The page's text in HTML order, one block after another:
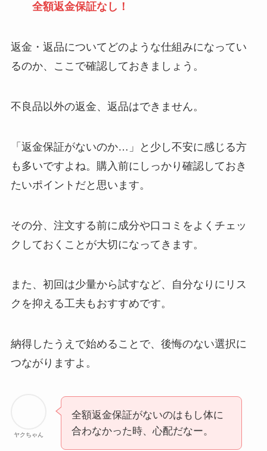
なにわサプリ
なぜ解約できない？
電話以外に手続きす
ニューZの解約まと
い時の裏ワザ
解約できない？バロ
する方法を完全攻略
全額返金保証なし！
返金・返品についてどのような仕組みになってい
るのか、ここで確認しておきましょう。
不良品以外の返金、返品はできません。
「返金保証がないのか…」と少し不安に感じる方
も多いですよね。購入前にしっかり確認しておき
たいポイントだと思います。
その分、注文する前に成分や口コミをよくチェッ
クしておくことが大切になってきます。
また、初回は少量から試すなど、自分なりにリス
クを抑える工夫もおすすめです。
納得したうえで始めることで、後悔のない選択に
つながりますよ。
ヤクちゃん
全額返金保証がないのはもし体に
合わなかった時、心配だなー。